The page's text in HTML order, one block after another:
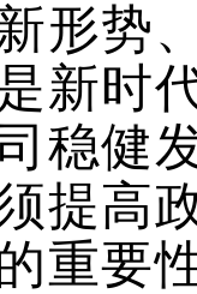
形势
新时
稳健
提高
重要